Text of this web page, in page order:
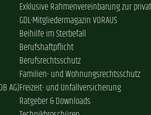
AG)
Exklusive Rahmenvereinbarung zur
GDL-Mitgliedermagazin VORAUS
Beihilfe im Sterbefall
Berufshaftpflicht
Berufsrechtsschutz
Familien- und Wohnungsrechtsschutz
Freizeit- und Unfallversicherung
Ratgeber & Downloads